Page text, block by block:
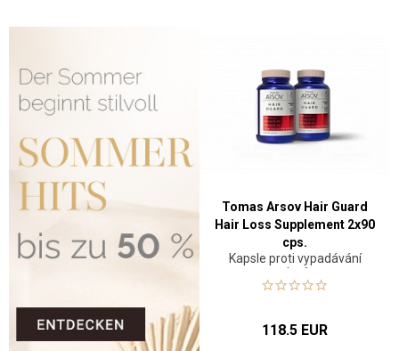
Tomas Arsov Hair Guard
Hair Loss Supplement 2x90
cps.
Kapsle proti vypadávání
vlasů
118.5 EUR